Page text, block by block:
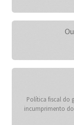
Política fiscal do
incumprimento